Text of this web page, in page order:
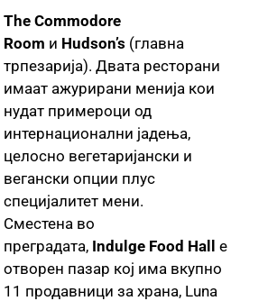
The Commodore
Room и Hudson’s (главна
трпезарија). Двата ресторани
имаат ажурирани менија кои
нудат примероци од
интернационални јадења,
целосно вегетаријански и
вегански опции плус
специјалитет мени.
Сместена во
преградата, Indulge Food Hall е
отворен пазар кој има вкупно
11 продавници за храна, Luna